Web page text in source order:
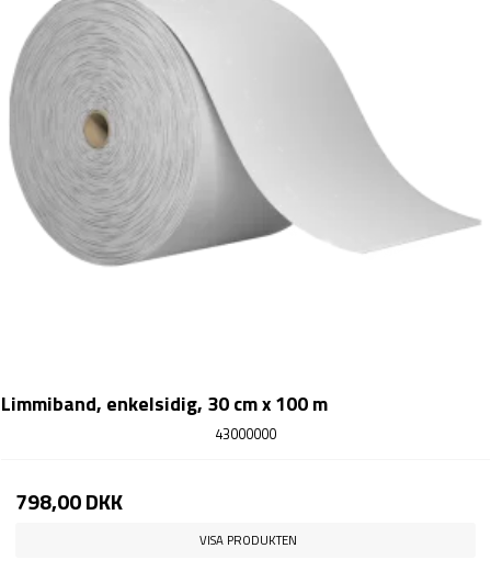
Limmiband, enkelsidig, 30 cm x 100 m
43000000
798,00 DKK
VISA PRODUKTEN